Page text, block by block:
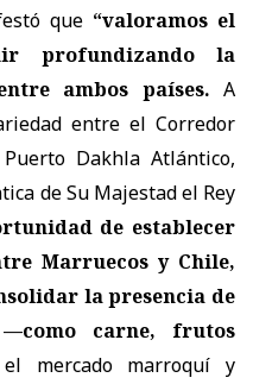
que “valoramos el
profundizando la
ambos países. A
entre el Corredor
Dakhla Atlántico,
de Su Majestad el Rey
de establecer
Marruecos y Chile,
la presencia de
carne, frutos
mercado marroquí y